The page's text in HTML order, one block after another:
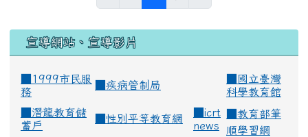
宣導網站、宣導影片
■1999市民服
務
疾病管制局
國立臺灣
科學教育館
潛龍教育儲
蓄戶
性別平等教育網
icrt
news
教育部筆
順學習網